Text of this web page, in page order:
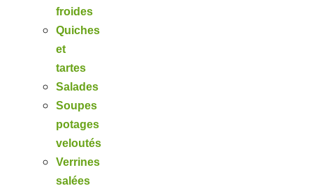
froides
Quiches
et
tartes
Salades
Soupes
potages
veloutés
Verrines
salées